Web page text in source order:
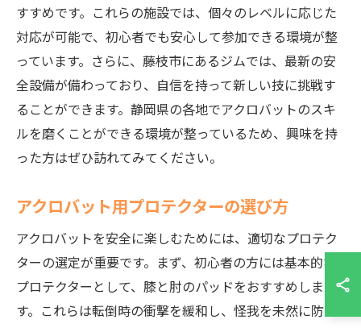
すすめです。これらの施設では、個々のレベルに応じた
対応が可能で、初心者でも安心して参加できる環境が整
っています。さらに、藤枝市にあるジムでは、最新の安
全設備が備わっており、自信を持って新しい技に挑戦す
ることができます。静岡県の各地でアクロバットのスキ
ルを磨くことができる環境が整っているため、興味を持
った方はぜひ訪れてみてください。
アクロバット用プロテクターの選び方
アクロバットを安全に楽しむためには、適切なプロテク
ターの選定が重要です。まず、初心者の方には基本的な
プロテクターとして、膝と肘のパッドをおすすめしま
す。これらは転倒時の衝撃を緩和し、怪我を未然に防ぐ